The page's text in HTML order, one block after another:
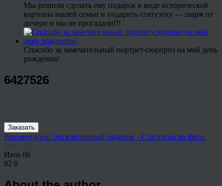
Мы решили сделать ему подарок в виде исторической
картины нашей семьи и подарить статуэтку — шарж от
дочери и мы не прогадали!!!
Спасибо за замечательный портрет-сюрприз на мой день
рождения!
6427526
Заказать
Рекомендуем: Эксклюзивный подарок - Статуэтка по фото.
Июн 08
82 0